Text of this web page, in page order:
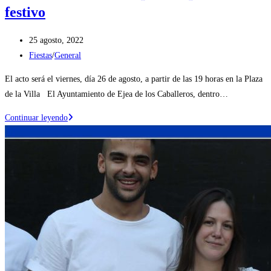
festivo
Publicación
de
entrada:
25 agosto, 2022
Categoría
la
entrada:
Fiestas/General
El acto será el viernes, día 26 de agosto, a partir de las 19 horas en la Plaza
de la Villa El Ayuntamiento de Ejea de los Caballeros, dentro…
Continuar leyendoEl
cerca
300
bebés
su